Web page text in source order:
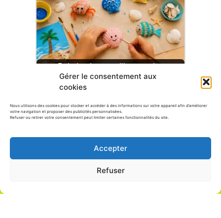
Gérer le consentement aux
cookies
Nous utilisons des cookies pour stocker et accéder à des informations sur votre appareil afin d’améliorer
votre navigation et proposer des publicités personnalisées.
Refuser ou retirer votre consentement peut limiter certaines fonctionnalités du site.
Accepter
Refuser
Peindre des coquillages et les
transformer en petits…
publiée le 2008-09-26(BOPI 2008-39) sous le numéro
3594388 à l’INPI .Identifiant SIRET 515 115 525 00013 .
Copyright 2008- 2023 by caboucadin.com. Une